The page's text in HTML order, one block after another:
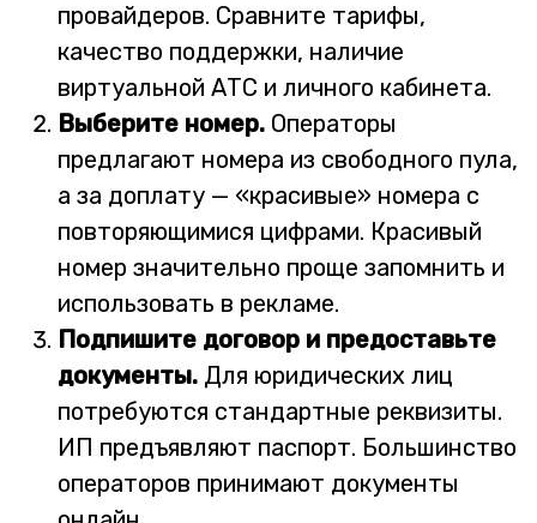
провайдеров. Сравните тарифы,
качество поддержки, наличие
виртуальной АТС и личного кабинета.
Выберите номер. Операторы
предлагают номера из свободного пула,
а за доплату — «красивые» номера с
повторяющимися цифрами. Красивый
номер значительно проще запомнить и
использовать в рекламе.
Подпишите договор и предоставьте
документы. Для юридических лиц
потребуются стандартные реквизиты.
ИП предъявляют паспорт. Большинство
операторов принимают документы